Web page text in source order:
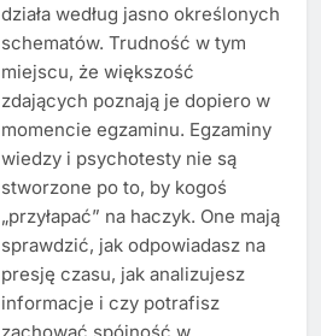
działa według jasno określonych
schematów. Trudność w tym
miejscu, że większość
zdających poznają je dopiero w
momencie egzaminu. Egzaminy
wiedzy i psychotesty nie są
stworzone po to, by kogoś
„przyłapać” na haczyk. One mają
sprawdzić, jak odpowiadasz na
presję czasu, jak analizujesz
informacje i czy potrafisz